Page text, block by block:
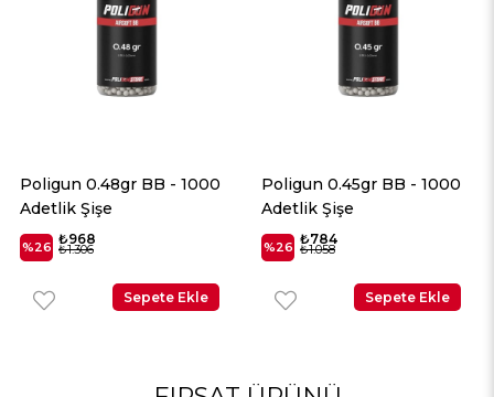
Poligun 0.48gr BB - 1000
Adetlik Şişe
%26 ₺968
₺1.306
Sepete Ekle
Poligun 0.45gr BB - 1000
Adetlik Şişe
%26 ₺784
₺1.058
Sepete Ekle